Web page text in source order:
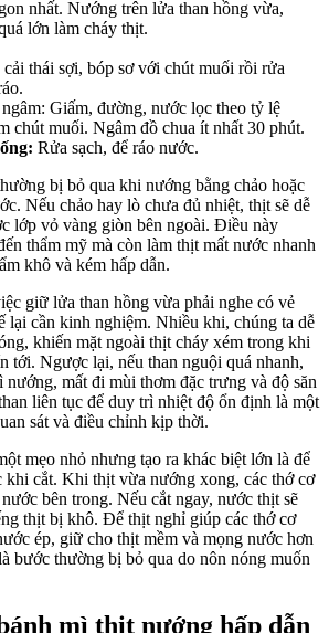
nhất. Nướng trên lửa than hồng vừa,
lớn làm cháy thịt.
cải thái sợi, bóp sơ với chút muối rồi rửa
Giấm, đường, nước lọc theo tỷ lệ
chút muối. Ngâm đồ chua ít nhất 30 phút.
Rửa sạch, để ráo nước.
bị bỏ qua khi nướng bằng chảo hoặc
Nếu chảo hay lò chưa đủ nhiệt, thịt sẽ dễ
lớp vỏ vàng giòn bên ngoài. Điều này
thẩm mỹ mà còn làm thịt mất nước nhanh
khô và kém hấp dẫn.
giữ lửa than hồng vừa phải nghe có vẻ
lại cần kinh nghiệm. Nhiều khi, chúng ta dễ
khiến mặt ngoài thịt cháy xém trong khi
tới. Ngược lại, nếu than nguội quá nhanh,
nướng, mất đi mùi thơm đặc trưng và độ săn
liên tục để duy trì nhiệt độ ổn định là một
sát và điều chỉnh kịp thời.
mẹo nhỏ nhưng tạo ra khác biệt lớn là để
cắt. Khi thịt vừa nướng xong, các thớ cơ
bên trong. Nếu cắt ngay, nước thịt sẽ
thịt bị khô. Để thịt nghỉ giúp các thớ cơ
ép, giữ cho thịt mềm và mọng nước hơn
bước thường bị bỏ qua do nôn nóng muốn
mì thịt nướng hấp dẫn